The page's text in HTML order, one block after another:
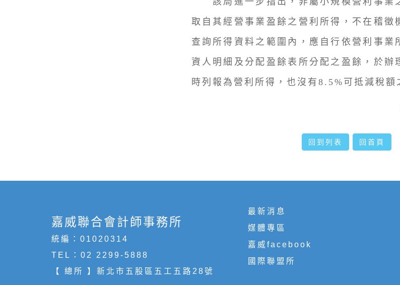
取自其經營事業盈餘之營利所得，不在稽徵
查詢所得資料之範圍內，應自行依營利事業
資人明細及分配盈餘表所分配之盈餘，於辦
時列報為營利所得，也沒有8.5%可抵減稅額
回到列表 回首頁
嘉威聯合會計師事務所
統編：01020314
TEL： 02 2299-5888
【 總所 】新北市五股區五工五路28號
最新消息
媒體專區
嘉威facebook
國際聯盟所